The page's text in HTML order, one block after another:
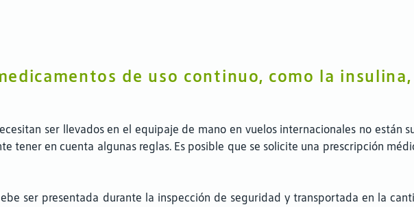
de uso continuo, como la
ser llevados en el equipaje de mano en vuelos internacionales no están
tener en cuenta algunas reglas. Es posible que se solicite una prescripción
ser presentada durante la inspección de seguridad y transportada en la